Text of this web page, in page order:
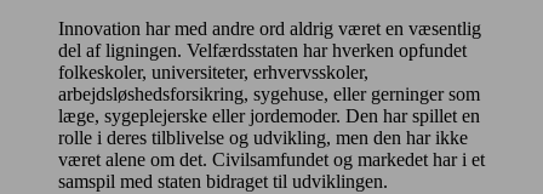
Innovation har med andre ord aldrig været en væsentlig
del af ligningen. Velfærdsstaten har hverken opfundet
folkeskoler, universiteter, erhvervsskoler,
arbejdsløshedsforsikring, sygehuse, eller gerninger som
læge, sygeplejerske eller jordemoder. Den har spillet en
rolle i deres tilblivelse og udvikling, men den har ikke
været alene om det. Civilsamfundet og markedet har i et
samspil med staten bidraget til udviklingen.